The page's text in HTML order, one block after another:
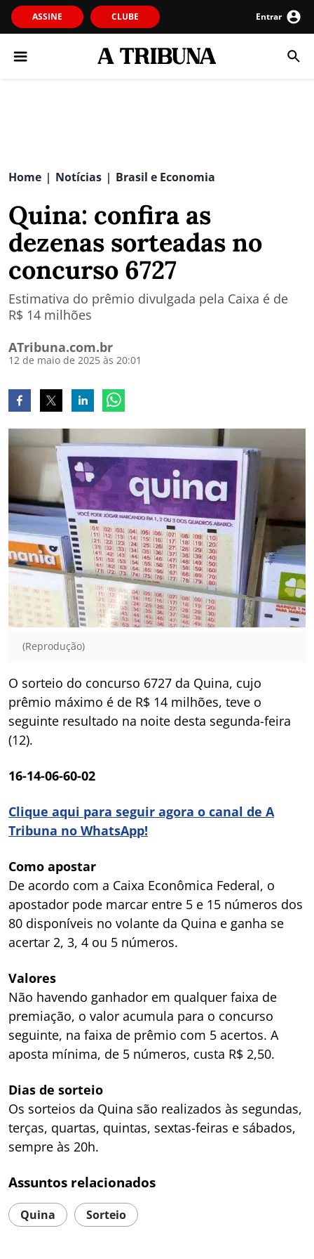
ASSINE CLUBE Entrar
Home | Notícias | Brasil e Economia
Quina: confira as
dezenas sorteadas no
concurso 6727
Estimativa do prêmio divulgada pela Caixa é de
R$ 14 milhões
ATribuna.com.br
12 de maio de 2025 às 20:01
(Reprodução)
O sorteio do concurso 6727 da Quina, cujo
prêmio máximo é de R$ 14 milhões, teve o
seguinte resultado na noite desta segunda-feira
(12).
16-14-06-60-02
Clique aqui para seguir agora o canal de A
Tribuna no WhatsApp!
Como apostar
De acordo com a Caixa Econômica Federal, o
apostador pode marcar entre 5 e 15 números dos
80 disponíveis no volante da Quina e ganha se
acertar 2, 3, 4 ou 5 números.
Valores
Não havendo ganhador em qualquer faixa de
premiação, o valor acumula para o concurso
seguinte, na faixa de prêmio com 5 acertos. A
aposta mínima, de 5 números, custa R$ 2,50.
Dias de sorteio
Os sorteios da Quina são realizados às segundas,
terças, quartas, quintas, sextas-feiras e sábados,
sempre às 20h.
Assuntos relacionados
Quina Sorteio